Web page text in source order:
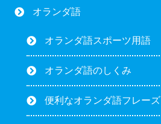
オランダ語
オランダ語スポーツ用語
オランダ語のしくみ
便利なオランダ語フレーズ